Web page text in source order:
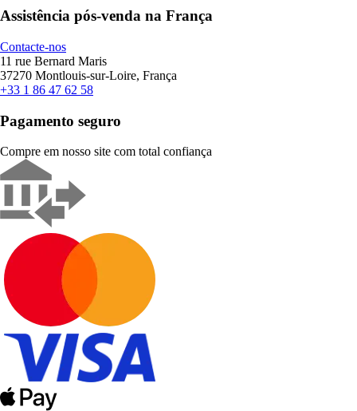
Assistência pós-venda na França
Contacte-nos
11 rue Bernard Maris
37270 Montlouis-sur-Loire, França
+33 1 86 47 62 58
Pagamento seguro
Compre em nosso site com total confiança